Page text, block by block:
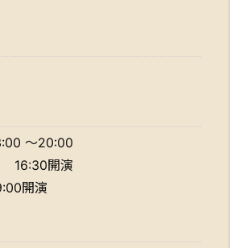
～20:00
16:30開演
開演